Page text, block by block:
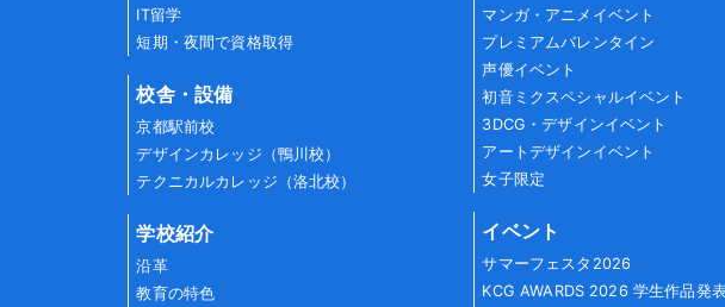
IT留学
短期・夜間で資格取得
校舎・設備
京都駅前校
デザインカレッジ（鴨川校）
テクニカルカレッジ（洛北校）
学校紹介
沿革
教育の特色
マンガ・アニメイベント
プレミアムバレンタイン
声優イベント
初音ミクスペシャルイベント
3DCG・デザインイベント
アートデザインイベント
女子限定
イベント
サマーフェスタ2026
KCG AWARDS 2026 学生作品発